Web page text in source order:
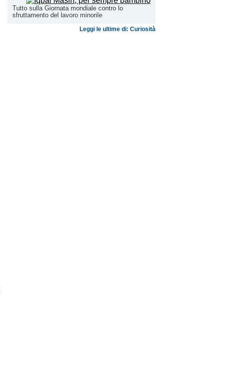
Tutto sulla Giornata mondiale contro lo
sfruttamento del lavoro minorile
Leggi le ultime di: Curiosità